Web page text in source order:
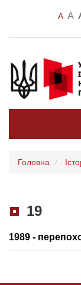
A A
Головна
19
1989 -